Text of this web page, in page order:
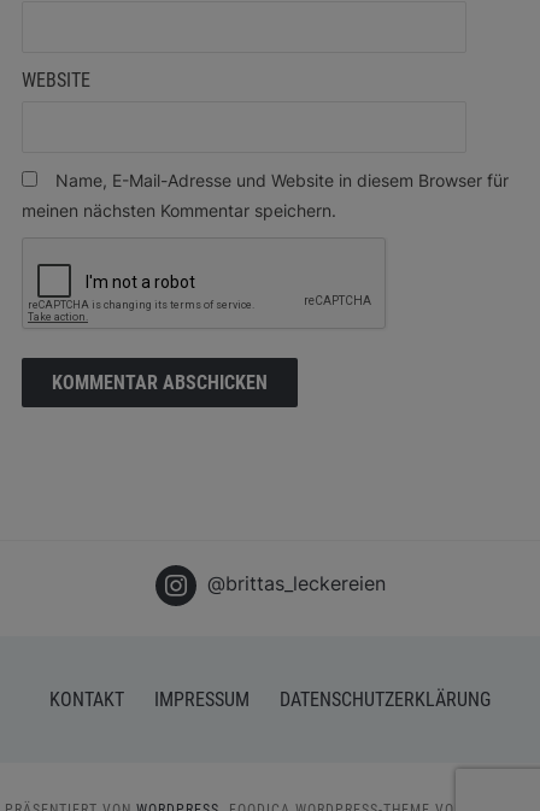
WEBSITE
Name, E-Mail-Adresse und Website in diesem Browser für
meinen nächsten Kommentar speichern.
@brittas_leckereien
KONTAKT IMPRESSUM DATENSCHUTZERKLÄRUNG